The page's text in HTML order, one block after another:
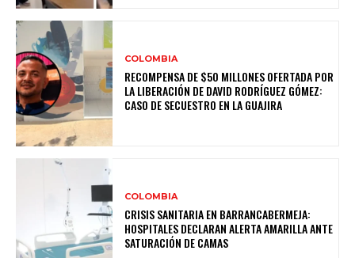
COLOMBIA
RECOMPENSA DE $50 MILLONES OFERTADA POR
LA LIBERACIÓN DE DAVID RODRÍGUEZ GÓMEZ:
CASO DE SECUESTRO EN LA GUAJIRA
COLOMBIA
CRISIS SANITARIA EN BARRANCABERMEJA:
HOSPITALES DECLARAN ALERTA AMARILLA ANTE
SATURACIÓN DE CAMAS